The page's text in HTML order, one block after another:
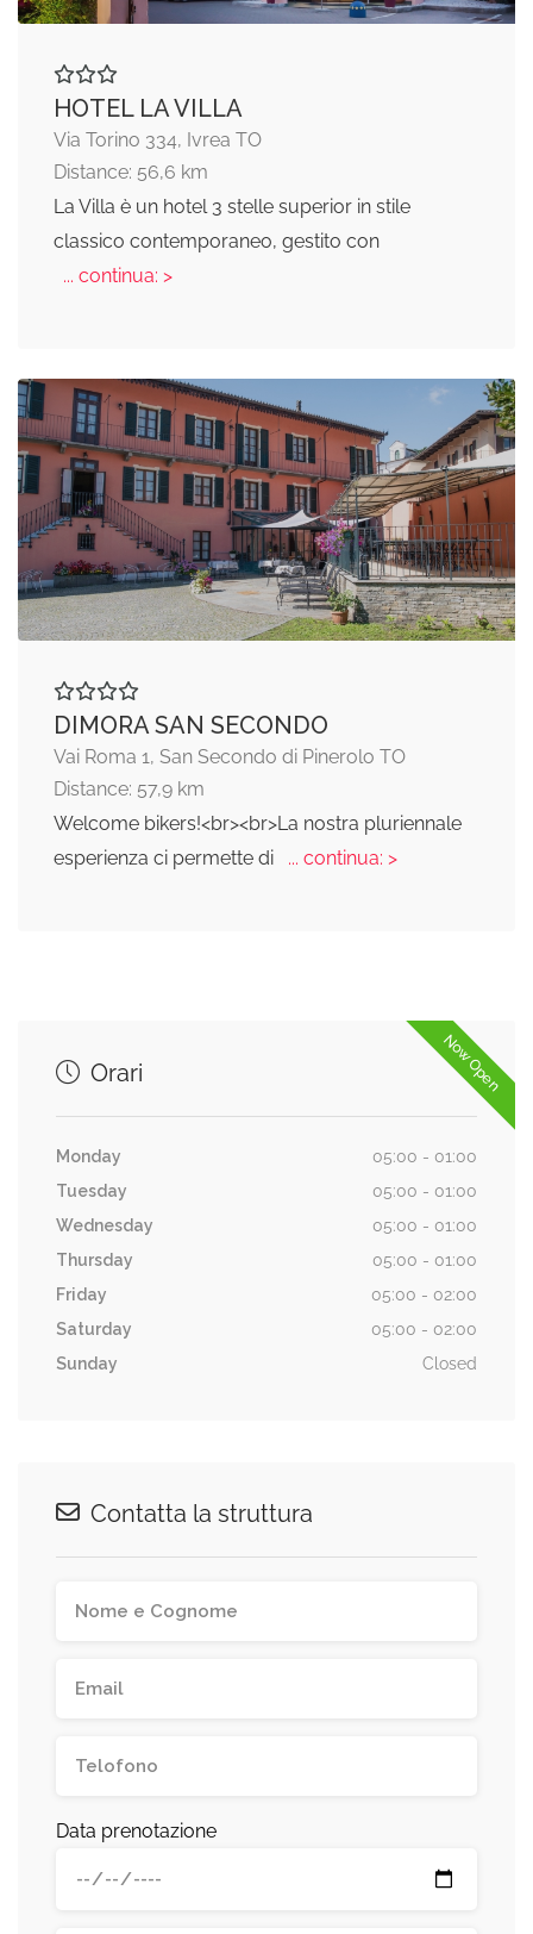
HOTEL LA VILLA
Via Torino 334, Ivrea TO
Distance: 56,6 km
La Villa è un hotel 3 stelle superior in stile
classico contemporaneo, gestito con
... continua: >
DIMORA SAN SECONDO
Vai Roma 1, San Secondo di Pinerolo TO
Distance: 57,9 km
Welcome bikers!<br><br>La nostra pluriennale
esperienza ci permette di
... continua: >
Now Open
Orari
Monday
05:00 - 01:00
Tuesday
05:00 - 01:00
Wednesday
05:00 - 01:00
Thursday
05:00 - 01:00
Friday
05:00 - 02:00
Saturday
05:00 - 02:00
Sunday
Closed
Contatta la struttura
Data prenotazione